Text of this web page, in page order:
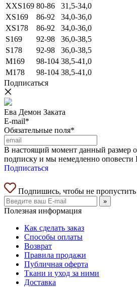
XXS169 80-86
31,5-34,0
XS169
86-92
34,0-36,0
XS178
86-92
34,0-36,0
S169
92-98
36,0-38,5
S178
92-98
36,0-38,5
M169
98-104 38,5-41,0
M178
98-104 38,5-41,0
Подписаться
Ева Демон Заката
E-mail*
Обязательные поля*
В настоящий момент данный размер
подписку и мы немедленно оповести
Подписаться
Подпишись, чтобы не
»
Полезная информация
Как сделать заказ
Способы оплаты
Возврат
Правила продажи
Публичная оферта
Ткани и уход за ними
Доставка